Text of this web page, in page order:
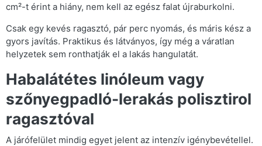
cm²-t érint a hiány, nem kell az egész falat újraburkolni.
Csak egy kevés ragasztó, pár perc nyomás, és máris kész a
gyors javítás. Praktikus és látványos, így még a váratlan
helyzetek sem ronthatják el a lakás hangulatát.
Habalátétes linóleum vagy
szőnyegpadló-lerakás polisztirol
ragasztóval
A járófelület mindig egyet jelent az intenzív igénybevétellel.